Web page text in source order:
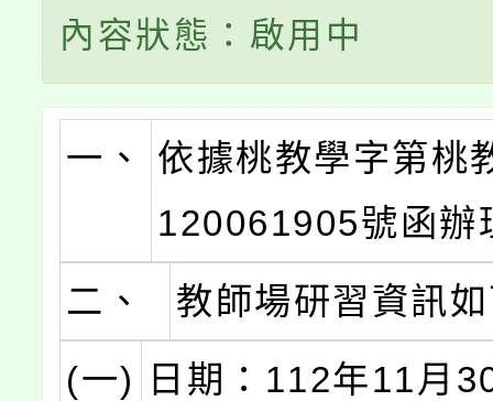
內容狀態：啟用中
一、
依據桃教學字第桃
120061905號函辦
二、
教師場研習資訊
(一)
日期：112年11月